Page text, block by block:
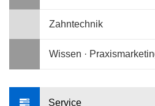
Zahntechnik
Wissen ·
Service